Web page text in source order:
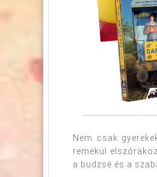
Nem csak
remekül
a büdzsé és a